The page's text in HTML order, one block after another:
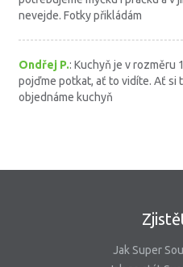
nevejde. Fotky přikládám
Ondřej P.: Kuchyň je v rozměru
pojďme potkat, ať to vidíte. Ať si
objednáme kuchyň
Jak Super